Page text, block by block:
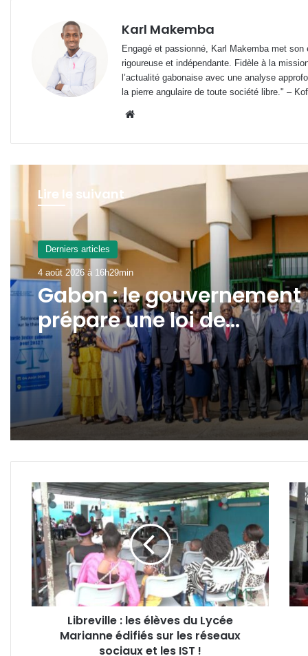
Karl Makemba
Engagé et passionné, Karl Makemba met
rigoureuse et indépendante. Fidèle à la
l’actualité gabonaise avec une analyse
la pierre angulaire de toute société libre." –
Lire le suivant
Derniers articles
4 août 2026 à 16h29min
Gabon : le gouvernement
prépare une loi de
programmation 2027-
pour refonder son
judiciaire
Libreville
les
élèves
du
Lycée
Marianne
édifiés
sur
réseaux
Libreville : les élèves du Lycée
Marianne édifiés sur les réseaux
sociaux et les IST !
:
le
un
des